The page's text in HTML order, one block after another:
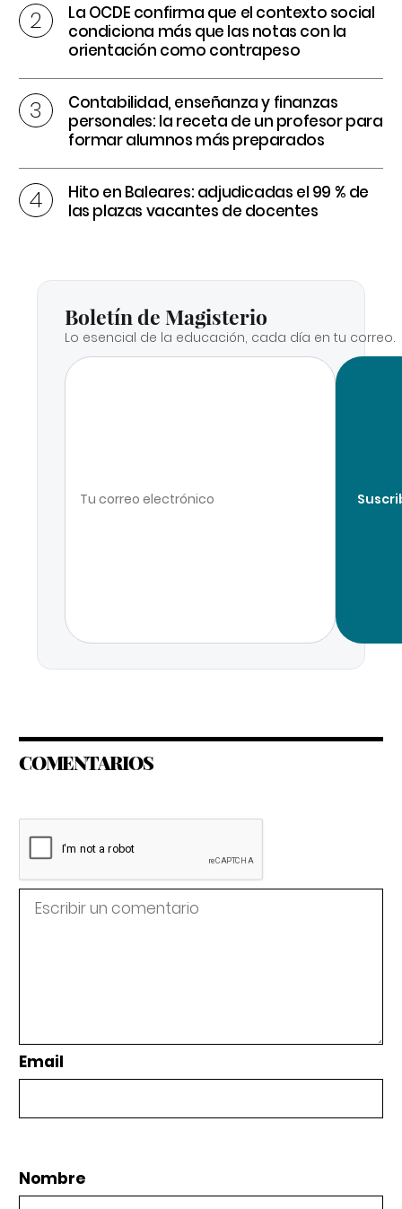
La OCDE confirma que el contexto social
condiciona más que las notas con la
orientación como contrapeso
Contabilidad, enseñanza y finanzas
personales: la receta de un profesor para
formar alumnos más preparados
Hito en Baleares: adjudicadas el 99 % de
las plazas vacantes de docentes
Boletín de Magisterio
Lo esencial de la educación, cada día en tu correo.
COMENTARIOS
Email
Nombre